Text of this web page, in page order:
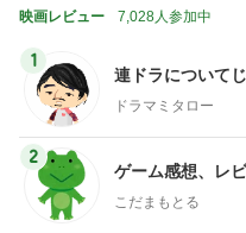
映画レビュー 7,028人参加中
1
連ドラについて
ドラマミタロー
2
ゲーム感想、レ
こだまもとる